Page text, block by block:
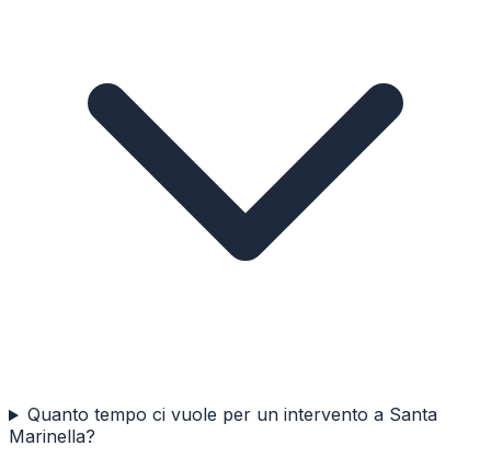
Quanto tempo ci vuole per un intervento a Santa
Marinella?